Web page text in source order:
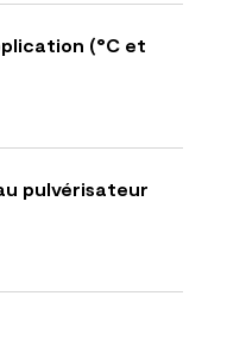
(°C et
pulvérisateur